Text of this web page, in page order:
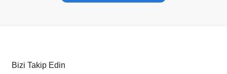
Bizi Takip Edin